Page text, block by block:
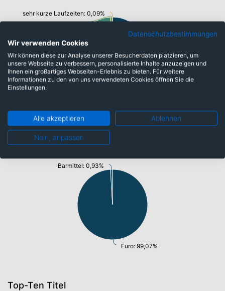
lange Laufzeiten: 30,33%
kurze Laufzeiten: 23,25%
mittlere Laufzeiten: 21,98%
sehr kurze Laufzeiten: 0,09%
Währungen
Euro: 99,07%
Barmittel: 0,93%
Top-Ten Titel
Datenschutzbestimmungen
Wir verwenden Cookies
Wir können diese zur Analyse unserer Besucherdaten platzieren, um
unsere Webseite zu verbessern, personalisierte Inhalte anzuzeigen und
Ihnen ein großartiges Webseiten-Erlebnis zu bieten. Für weitere
Informationen zu den von uns verwendeten Cookies öffnen Sie die
Einstellungen.
Alle akzeptieren Ablehnen
Nein, anpassen